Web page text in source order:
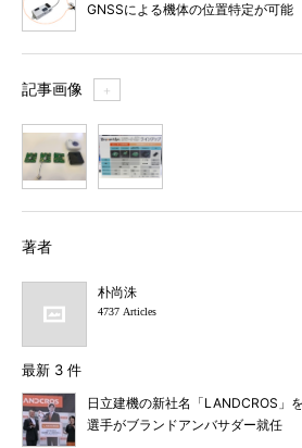
GNSSによる機体の位置特定が可能
記事画像 ＋
著者
朴尚洙
4737 Articles
最新 3 件
日立建機の新社名「LANDCROS」
選手がブランドアンバサダー就任